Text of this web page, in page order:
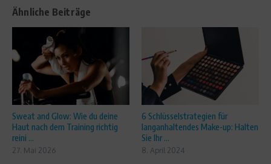
Ähnliche Beiträge
Sweat and Glow: Wie du deine
Haut nach dem Training richtig
reini ...
27. Mai 2026
6 Schlüsselstrategien für
langanhaltendes Make-up: Halten
Sie Ihr ...
8. April 2024